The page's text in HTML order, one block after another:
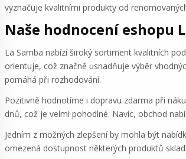
vyznačuje kvalitními produkty od
Naše hodnocení eshopu
La Samba nabízí široký sortiment kvalitních
orientuje, což značně usnadňuje výběr
pomáhá při rozhodování.
Pozitivně hodnotíme i dopravu zdarma při
dnů, což je velmi pohodlné. Navíc, obchod
Jedním z možných zlepšení by mohla být
omezená dostupnost některých produktů